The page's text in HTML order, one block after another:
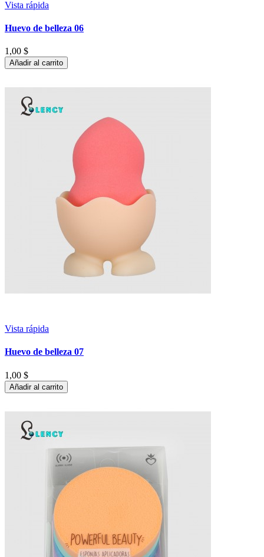
Vista rápida
Huevo de belleza 06
1,00 $
Añadir al carrito
Vista rápida
Huevo de belleza 07
1,00 $
Añadir al carrito